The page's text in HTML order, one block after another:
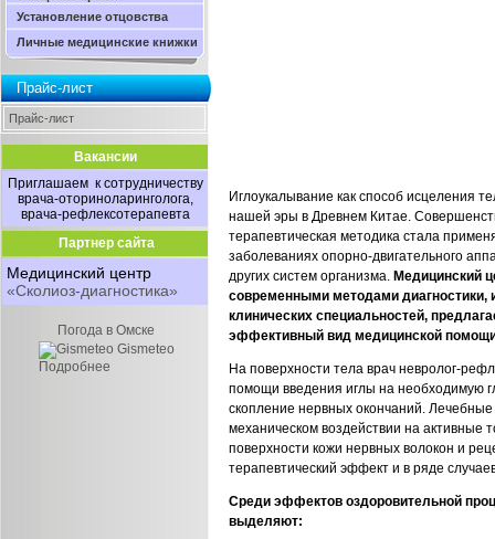
Установление отцовства
Личные медицинские книжки
Прайс-лист
Прайс-лист
Вакансии
Приглашаем к сотрудничеству
врача-оториноларинголога,
врача-рефлексотерапевта
Партнер сайта
Медицинский центр
«Сколиоз-диагностика»
Погода в Омске
Gismeteo
Подробнее
Иглоукалывание как способ исцеления
нашей эры в Древнем Китае.
терапевтическая методика стала
заболеваниях опорно-двигательного
других систем организма. Медицинский
современными методами
клинических специальностей,
эффективный вид медицинской
На поверхности тела врач невролог-
помощи введения иглы на необходимую
скопление нервных окончаний.
механическом воздействии на активные
поверхности кожи нервных волокон и
терапевтический эффект и в ряде
Среди эффектов оздоровительной
выделяют: